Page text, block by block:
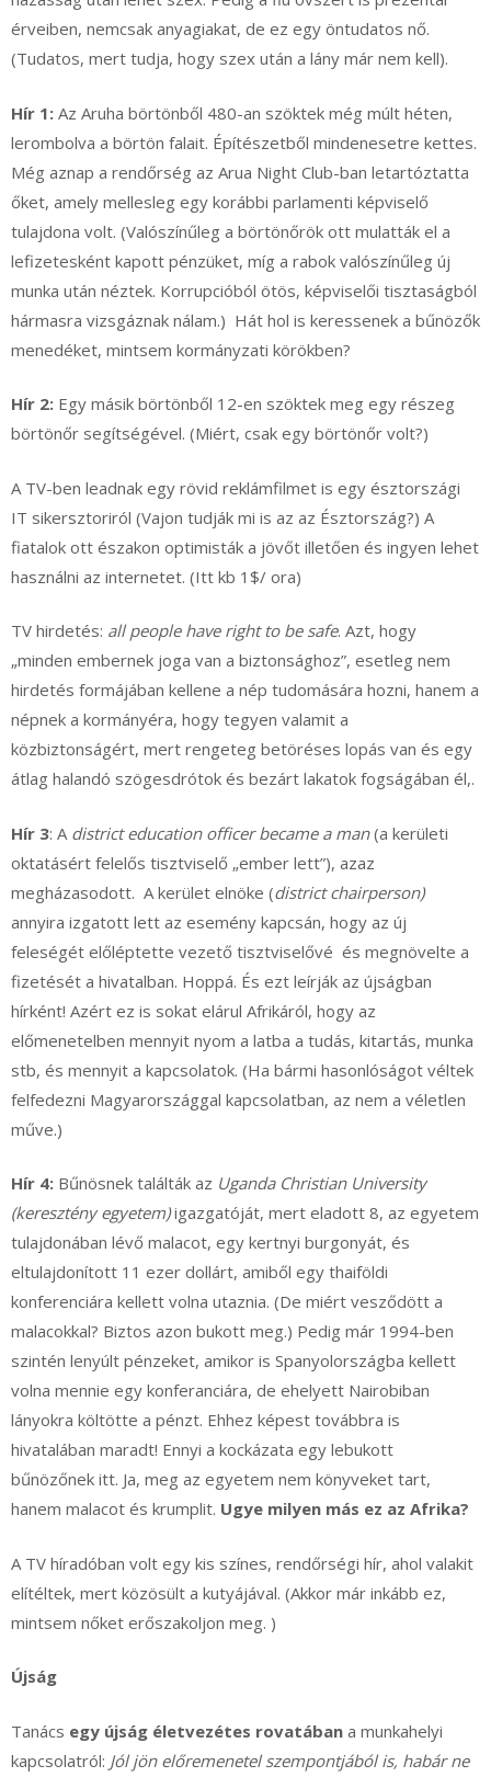
érveiben, nemcsak anyagiakat, de ez egy öntudatos nő.
(Tudatos, mert tudja, hogy szex után a lány már nem kell).
Hír 1: Az Aruha börtönből 480-an szöktek még múlt héten,
lerombolva a börtön falait. Építészetből mindenesetre kettes.
Még aznap a rendőrség az Arua Night Club-ban letartóztatta
őket, amely mellesleg egy korábbi parlamenti képviselő
tulajdona volt. (Valószínűleg a börtönőrök ott mulatták el a
lefizetesként kapott pénzüket, míg a rabok valószínűleg új
munka után néztek. Korrupcióból ötös, képviselői tisztaságból
hármasra vizsgáznak nálam.) Hát hol is keressenek a bűnözők
menedéket, mintsem kormányzati körökben?
Hír 2: Egy másik börtönből 12-en szöktek meg egy részeg
börtönőr segítségével. (Miért, csak egy börtönőr volt?)
A TV-ben leadnak egy rövid reklámfilmet is egy észtországi
IT sikersztoriról (Vajon tudják mi is az az Észtország?) A
fiatalok ott északon optimisták a jövőt illetően és ingyen lehet
használni az internetet. (Itt kb 1$/ ora)
TV hirdetés: all people have right to be safe. Azt, hogy
„minden embernek joga van a biztonsághoz”, esetleg nem
hirdetés formájában kellene a nép tudomására hozni, hanem a
népnek a kormányéra, hogy tegyen valamit a
közbiztonságért, mert rengeteg betöréses lopás van és egy
átlag halandó szögesdrótok és bezárt lakatok fogságában él,.
Hír 3: A district education officer became a man(a kerületi
oktatásért felelős tisztviselő „ember lett”), azaz
megházasodott. A kerület elnöke (district chairperson)
annyira izgatott lett az esemény kapcsán, hogy az új
feleségét előléptette vezető tisztviselővé és megnövelte a
fizetését a hivatalban. Hoppá. És ezt leírják az újságban
hírként! Azért ez is sokat elárul Afrikáról, hogy az
előmenetelben mennyit nyom a latba a tudás, kitartás, munka
stb, és mennyit a kapcsolatok. (Ha bármi hasonlóságot véltek
felfedezni Magyarországgal kapcsolatban, az nem a véletlen
műve.)
Hír 4: Bűnösnek találták az Uganda Christian University
(keresztény egyetem)igazgatóját, mert eladott 8, az egyetem
tulajdonában lévő malacot, egy kertnyi burgonyát, és
eltulajdonított 11 ezer dollárt, amiből egy thaiföldi
konferenciára kellett volna utaznia. (De miért vesződött a
malacokkal? Biztos azon bukott meg.) Pedig már 1994-ben
szintén lenyúlt pénzeket, amikor is Spanyolországba kellett
volna mennie egy konferanciára, de ehelyett Nairobiban
lányokra költötte a pénzt. Ehhez képest továbbra is
hivatalában maradt! Ennyi a kockázata egy lebukott
bűnözőnek itt. Ja, meg az egyetem nem könyveket tart,
hanem malacot és krumplit. Ugye milyen más ez az Afrika?
A TV híradóban volt egy kis színes, rendőrségi hír, ahol valakit
elítéltek, mert közösült a kutyájával. (Akkor már inkább ez,
mintsem nőket erőszakoljon meg. )
Újság
Tanács egy újság életvezétes rovatában a munkahelyi
kapcsolatról: Jól jön előremenetel szempontjából is, habár ne